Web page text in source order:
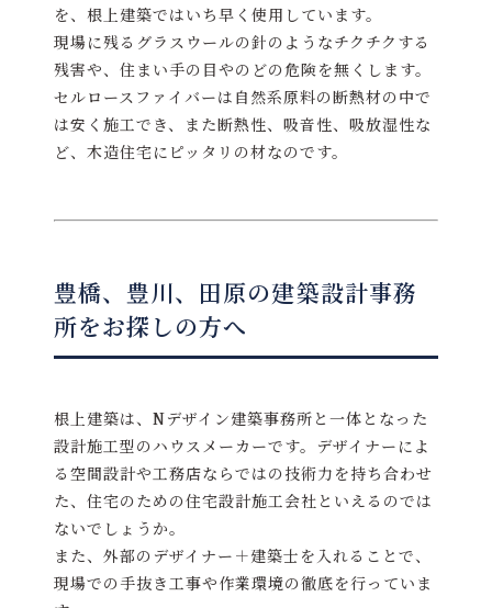
を、根上建築ではいち早く使用しています。
現場に残るグラスウールの針のようなチクチクする
残害や、住まい手の目やのどの危険を無くします。
セルロースファイバーは自然系原料の断熱材の中で
は安く施工でき、また断熱性、吸音性、吸放湿性な
ど、木造住宅にピッタリの材なのです。
豊橋、豊川、田原の建築設計事務
所をお探しの方へ
根上建築は、Nデザイン建築事務所と一体となった
設計施工型のハウスメーカーです。デザイナーによ
る空間設計や工務店ならではの技術力を持ち合わせ
た、住宅のための住宅設計施工会社といえるのでは
ないでしょうか。
また、外部のデザイナー＋建築士を入れることで、
現場での手抜き工事や作業環境の徹底を行っていま